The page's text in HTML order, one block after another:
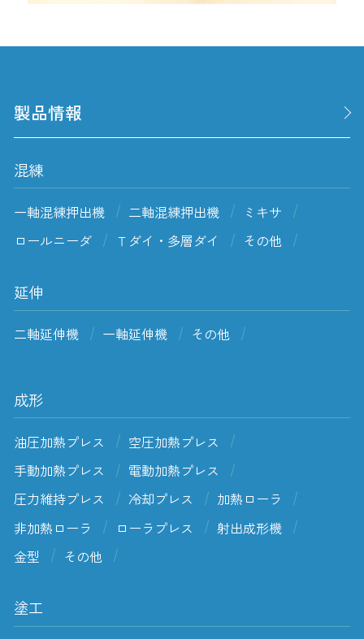
製品情報
混練
一軸混練押出機 二軸混練押出機
ミキサ
ロールニーダ
Ｔダイ・多層ダイ その他
延伸
二軸延伸機 一軸延伸機 その他
成形
油圧加熱プレス
空圧加熱プレス
手動加熱プレス
電動加熱プレス
圧力維持プレス
冷却プレス
加熱ローラ
非加熱ローラ
ローラプレス
射出成形機
金型
その他
塗工